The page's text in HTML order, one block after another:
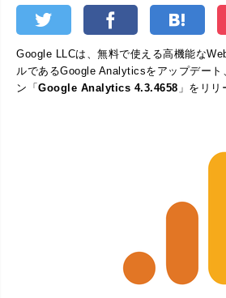
Google LLCは、無料で使える高機能な
ルであるGoogle Analyticsをアップデート
ン「Google Analytics 4.3.4658 」をリリ